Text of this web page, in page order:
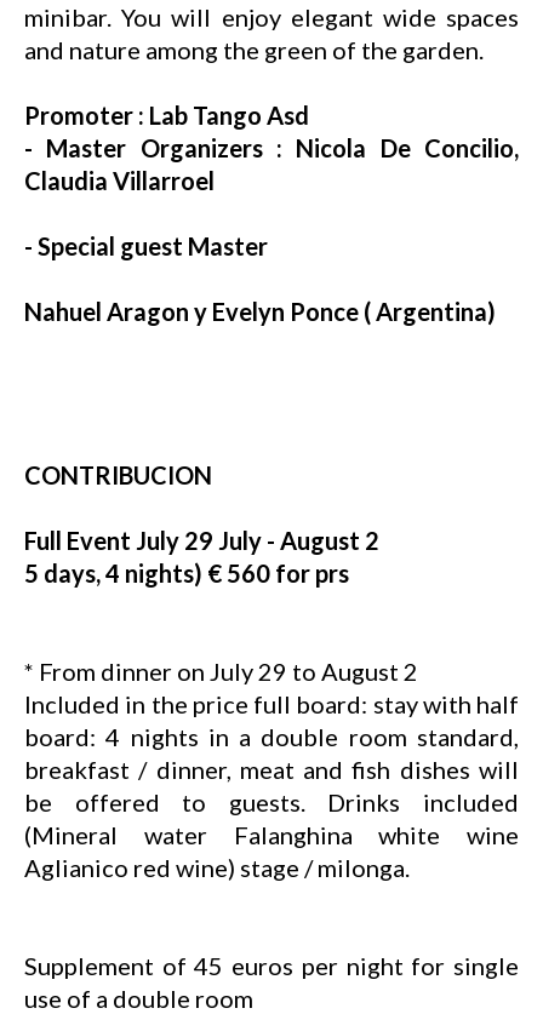
minibar. You will enjoy elegant wide spaces
and nature among the green of the garden.
Promoter : Lab Tango Asd
- Master Organizers : Nicola De Concilio,
Claudia Villarroel
- Special guest Master
Nahuel Aragon y Evelyn Ponce ( Argentina)
CONTRIBUCION
Full Event July 29 July - August 2
5 days, 4 nights) € 560 for prs
* From dinner on July 29 to August 2
Included in the price full board: stay with half
board: 4 nights in a double room standard,
breakfast / dinner, meat and fish dishes will
be offered to guests. Drinks included
(Mineral water Falanghina white wine
Aglianico red wine) stage / milonga.
Supplement of 45 euros per night for single
use of a double room